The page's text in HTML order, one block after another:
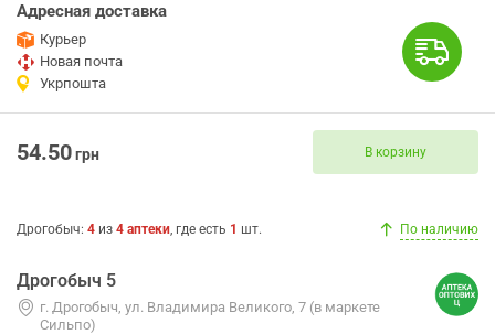
Адресная доставка
Курьер
Новая почта
Укрпошта
54.50грн В корзину
Дрогобыч: 4 из 4 аптеки, где есть 1 шт. По наличию
Дрогобыч 5
г. Дрогобыч, ул. Владимира Великого, 7 (в маркете
Сильпо)